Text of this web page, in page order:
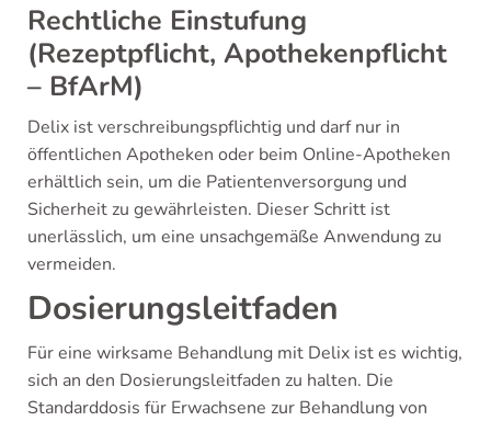
Rechtliche Einstufung
(Rezeptpflicht, Apothekenpflicht
– BfArM)
Delix ist verschreibungspflichtig und darf nur in
öffentlichen Apotheken oder beim Online-Apotheken
erhältlich sein, um die Patientenversorgung und
Sicherheit zu gewährleisten. Dieser Schritt ist
unerlässlich, um eine unsachgemäße Anwendung zu
vermeiden.
Dosierungsleitfaden
Für eine wirksame Behandlung mit Delix ist es wichtig,
sich an den Dosierungsleitfaden zu halten. Die
Standarddosis für Erwachsene zur Behandlung von